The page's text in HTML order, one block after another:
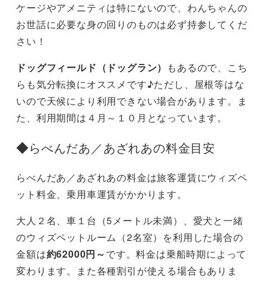
ケージやアメニティは特にないので、わんちゃんの
お世話に必要な身の回りのものは必ず持参してくだ
さい！
ドッグフィールド（ドッグラン） もあるので、こち
らも気分転換にオススメです♪ただし、屋根等はな
いので天候により利用できない場合があります。ま
た、利用期間は４月～１０月となっています。
◆らべんだあ／あざれあの料金目安
らべんだあ／あざれあの料金は旅客運賃にウィズペ
ット料金、乗用車運賃がかかります。
大人２名、車１台（5メートル未満）、愛犬と一緒
のウィズペットルーム（2名室）を利用した場合の
金額は約62000円～です。料金は乗船時期によって
変わります。また各種割引が使える場合もありま